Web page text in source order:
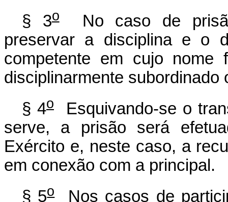
§ 3oNo caso de
preservar a disciplina e o
competente em cujo
disciplinarmente subordinado
§ 4o
Esquivando-se o
serve, a prisão será
Exército e, neste caso, a
em conexão com a principal.
§ 5oNos casos de